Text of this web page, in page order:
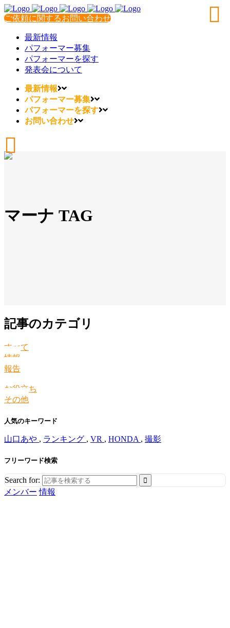
ご依頼に関するお問い合わせ
最新情報
パフォーマー募集
パフォーマーを探す
発表会について
最新情報
パフォーマー募集
パフォーマーを探す
お問い合わせ
マーナ TAG
記事のカテゴリ
すべて
情報
報告
お役立ち
その他
人気のキーワード
山口あや , ランキング , VR , HONDA , 撮影
フリーワード検索
Search for:
メンバー 情報